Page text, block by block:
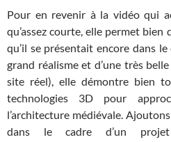
Pour en revenir à la vidéo qui
qu’assez courte, elle permet bien
qu’il se présentait encore dans
grand réalisme et d’une très
site réel), elle démontre bien
technologies 3D pour
l’architecture médiévale.
dans le cadre d’un